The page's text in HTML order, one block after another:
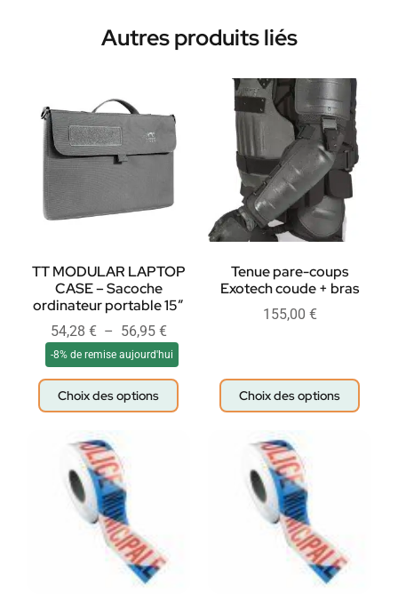
Autres produits liés
TT MODULAR LAPTOP
CASE – Sacoche
ordinateur portable 15″
54,28 € – 56,95 €
-8% de remise aujourd'hui
Choix des options
Tenue pare-coups
Exotech coude + bras
155,00 €
Choix des options